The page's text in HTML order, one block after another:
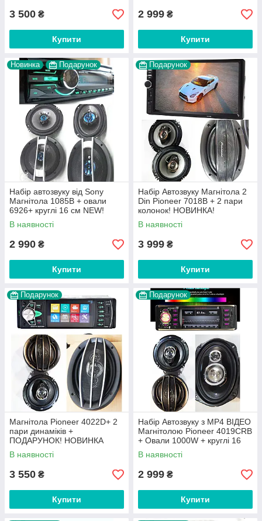
3 500 ₴
Купити
2 999 ₴
Купити
Новинка Подарунок
Набір автозвуку від Sony
Магнітола 1085B + овали
6926+ круглі 16 см NEW!
В наявності
2 990 ₴
Купити
Подарунок
Набір Автозвуку Магнітола 2
Din Pioneer 7018B + 2 пари
колонок! НОВИНКА!
В наявності
3 999 ₴
Купити
Подарунок
Магнітола Pioneer 4022D+ 2
пари динаміків +
ПОДАРУНОК! НОВИНКА
2022
В наявності
3 550 ₴
Купити
Подарунок
Набір Автозвуку з МР4 ВІДЕО
Магнітолою Pioneer 4019CRB
+ Овали 1000W + круглі 16
см 300 W! НОВИНКА!
В наявності
2 999 ₴
Купити